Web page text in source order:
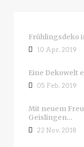
Frühlingsdeko
10 Apr. 2019
Eine Dekowelt
05 Feb. 2019
Mit neuem
Geislingen…
22 Nov. 2018